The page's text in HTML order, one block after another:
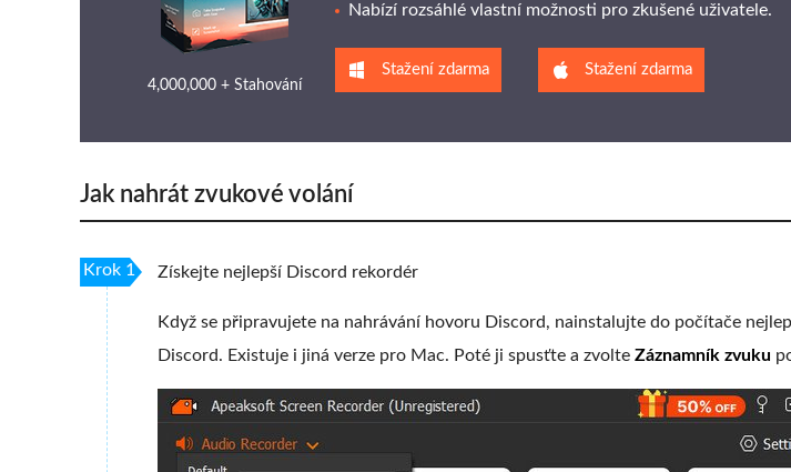
4,000,000 + Stahování
Nabízí rozsáhlé vlastní možnosti pro zkušené uživatele.
Stažení zdarma Stažení zdarma
Jak nahrát zvukové volání
Krok 1 Získejte nejlepší Discord rekordér
Když se připravujete na nahrávání hovoru Discord, nainstalujte do počítače
Discord. Existuje i jiná verze pro Mac. Poté ji spusťte a zvolte Záznamník zvuku